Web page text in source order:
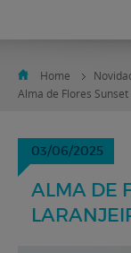
Home
Alma de Flores
03/06/2025
ALMA DE